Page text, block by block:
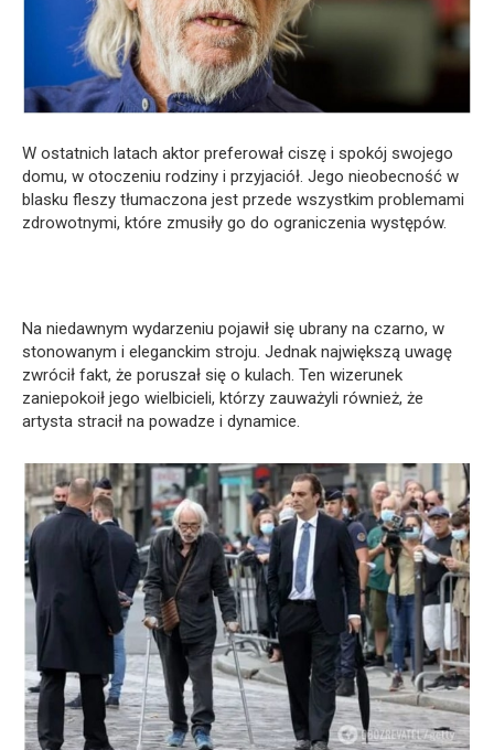
W ostatnich latach aktor preferował ciszę i spokój swojego
domu, w otoczeniu rodziny i przyjaciół. Jego nieobecność w
blasku fleszy tłumaczona jest przede wszystkim problemami
zdrowotnymi, które zmusiły go do ograniczenia występów.
Na niedawnym wydarzeniu pojawił się ubrany na czarno, w
stonowanym i eleganckim stroju. Jednak największą uwagę
zwrócił fakt, że poruszał się o kulach. Ten wizerunek
zaniepokoił jego wielbicieli, którzy zauważyli również, że
artysta stracił na powadze i dynamice.